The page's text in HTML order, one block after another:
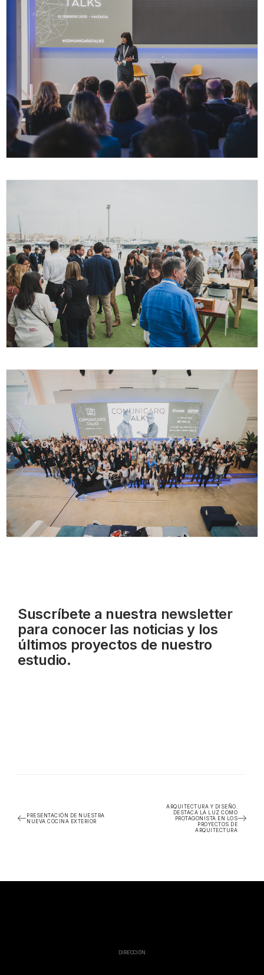
Suscríbete a nuestra newsletter
para conocer las noticias y los
últimos proyectos de nuestro
estudio.
PRESENTACIÓN DE NUESTRA
NUEVA COCINA EXTERIOR
ARQUITECTURA Y DISEÑO.
DESTACA LA LUZ COMO
PROTAGONISTA EN LOS
PROYECTOS DE
ARQUITECTURA
DIRECCIÓN